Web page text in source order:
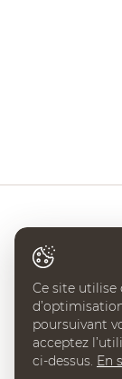
Ce site utilise
poursuivant
acceptez
ci-dessus. En